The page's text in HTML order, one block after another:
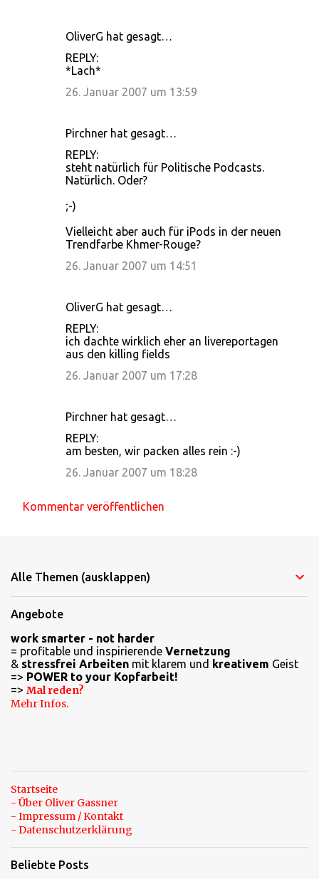
OliverG hat gesagt…
REPLY:
*Lach*
26. Januar 2007 um 13:59
Pirchner hat gesagt…
REPLY:
steht natürlich für Politische Podcasts.
Natürlich. Oder?
;-)
Vielleicht aber auch für iPods in der neuen
Trendfarbe Khmer-Rouge?
26. Januar 2007 um 14:51
OliverG hat gesagt…
REPLY:
ich dachte wirklich eher an livereportagen
aus den killing fields
26. Januar 2007 um 17:28
Pirchner hat gesagt…
REPLY:
am besten, wir packen alles rein :-)
26. Januar 2007 um 18:28
Kommentar veröffentlichen
Alle Themen (ausklappen)
Angebote
work smarter - not harder
= profitable und inspirierende Vernetzung
& stressfrei Arbeiten mit klarem und kreativem Geist
=> POWER to your Kopfarbeit!
=> Mal reden?
Mehr Infos.
Startseite
- Über Oliver Gassner
- Impressum / Kontakt
- Datenschutzerklärung
Beliebte Posts